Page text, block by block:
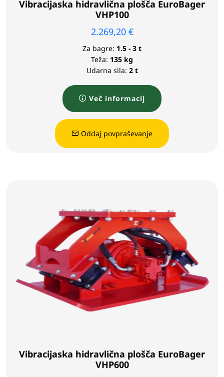
Vibracijaska hidravlična plošča EuroBager
VHP100
2.269,20 €
Za bagre: 1.5 - 3 t
Teža: 135 kg
Udarna sila: 2 t
Več informacij
Oddaj povpraševanje
Vibracijaska hidravlična plošča EuroBager
VHP600